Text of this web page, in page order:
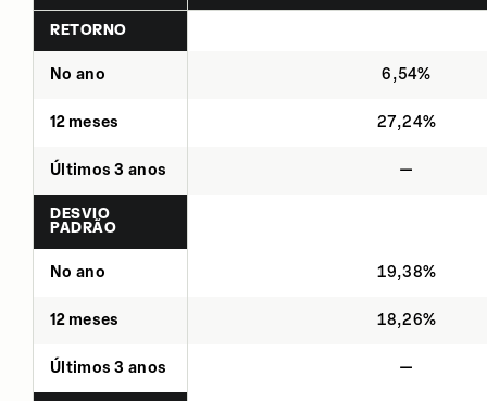
RETORNO
No ano 6,54%
12 meses 27,24%
Últimos 3 anos —
DESVIO
PADRÃO
No ano 19,38%
12 meses 18,26%
Últimos 3 anos —